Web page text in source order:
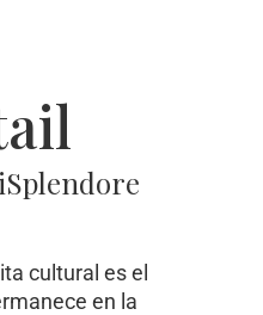
cultural es el
en la